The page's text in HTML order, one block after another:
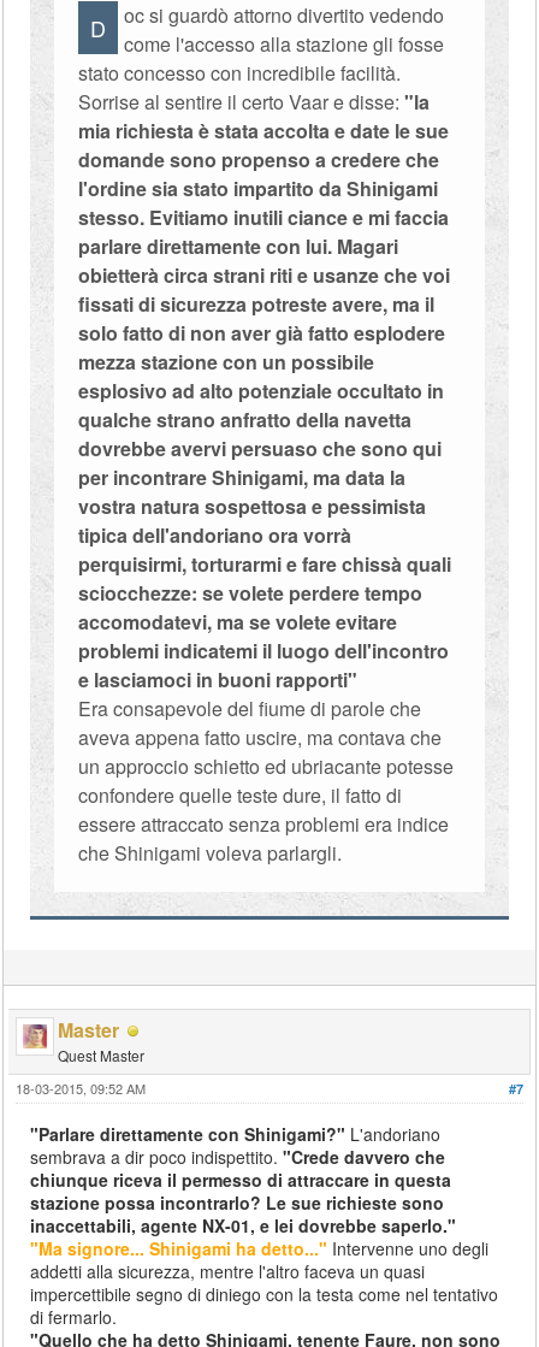
D
oc si guardò attorno divertito vedendo
come l'accesso alla stazione gli fosse
stato concesso con incredibile facilità.
Sorrise al sentire il certo Vaar e disse:"la
mia richiesta è stata accolta e date le sue
domande sono propenso a credere che
l'ordine sia stato impartito da Shinigami
stesso. Evitiamo inutili ciance e mi faccia
parlare direttamente con lui. Magari
obietterà circa strani riti e usanze che voi
fissati di sicurezza potreste avere, ma il
solo fatto di non aver già fatto esplodere
mezza stazione con un possibile
esplosivo ad alto potenziale occultato in
qualche strano anfratto della navetta
dovrebbe avervi persuaso che sono qui
per incontrare Shinigami, ma data la
vostra natura sospettosa e pessimista
tipica dell'andoriano ora vorrà
perquisirmi, torturarmi e fare chissà quali
sciocchezze: se volete perdere tempo
accomodatevi, ma se volete evitare
problemi indicatemi il luogo dell'incontro
e lasciamoci in buoni rapporti"
Era consapevole del fiume di parole che
aveva appena fatto uscire, ma contava che
un approccio schietto ed ubriacante potesse
confondere quelle teste dure, il fatto di
essere attraccato senza problemi era indice
che Shinigami voleva parlargli.
Master
Quest Master
#7
18-03-2015, 09:52 AM
"Parlare direttamente con Shinigami?" L'andoriano
sembrava a dir poco indispettito."Crede davvero che
chiunque riceva il permesso di attraccare in questa
stazione possa incontrarlo? Le sue richieste sono
inaccettabili, agente NX-01, e lei dovrebbe saperlo."
"Ma signore... Shinigami ha detto..." Intervenne uno degli
addetti alla sicurezza, mentre l'altro faceva un quasi
impercettibile segno di diniego con la testa come nel tentativo
di fermarlo.
"Quello che ha detto Shinigami, tenente Faure, non sono